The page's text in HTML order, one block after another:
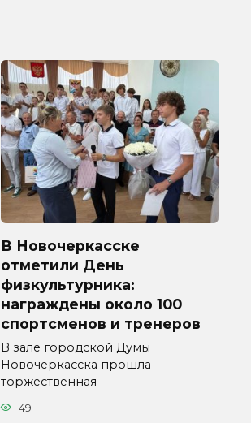
В Новочеркасске
отметили День
физкультурника:
награждены около 100
спортсменов и тренеров
В зале городской Думы
Новочеркасска прошла
торжественная
49